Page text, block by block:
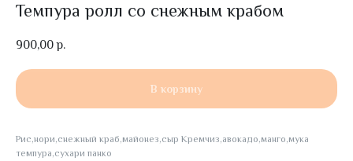
Темпура ролл со снежным крабом
900,00 р.
В корзину
Рис,нори,снежный краб,майонез,сыр Кремчиз,авокадо,манго,мука
темпура,сухари панко